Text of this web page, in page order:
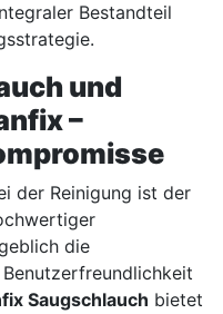
Bestandteil
und
–
der Reinigung ist der
die
Saugschlauch bietet